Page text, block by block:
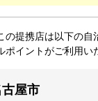
の提携店は以下の自
ポイントがご利用い
屋市